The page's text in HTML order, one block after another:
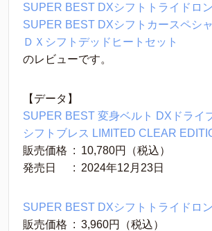
SUPER BEST DXシフトトライドロン
SUPER BEST DXシフトカースペシ
ＤＸシフトデッドヒートセット
のレビューです。
【データ】
SUPER BEST 変身ベルト DXドライ
シフトブレス LIMITED CLEAR
販売価格 ‏ : ‎ 10,780円（税込）
発売日　 ‏ : ‎ 2024年12月23日
SUPER BEST DXシフトトライドロン
販売価格 ‏ : ‎ 3,960円（税込）